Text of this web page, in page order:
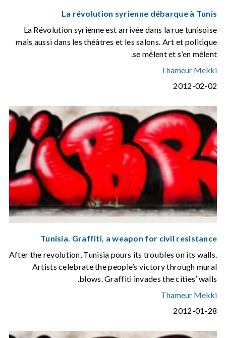
La révolution syrienne débarque à Tunis
La Révolution syrienne est arrivée dans la rue tunisoise
mais aussi dans les théâtres et les salons. Art et politique
se mêlent et s’en mêlent.
Thameur Mekki
2012-02-02
Tunisia. Graffiti, a weapon for civil resistance
After the revolution, Tunisia pours its troubles on its walls.
Artists celebrate the people’s victory through mural
blows. Graffiti invades the cities’ walls.
Thameur Mekki
2012-01-28